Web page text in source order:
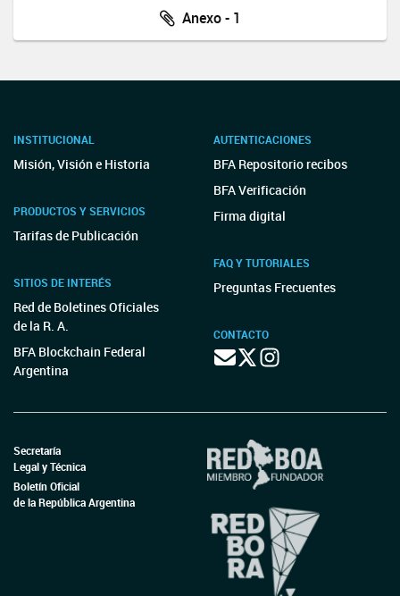
Anexo - 1
INSTITUCIONAL
Misión, Visión e Historia
PRODUCTOS Y SERVICIOS
Tarifas de Publicación
SITIOS DE INTERÉS
Red de Boletines Oficiales
de la R. A.
BFA Blockchain Federal
Argentina
AUTENTICACIONES
BFA Repositorio recibos
BFA Verificación
Firma digital
FAQ Y TUTORIALES
Preguntas Frecuentes
CONTACTO
Secretaría
Legal y Técnica
Boletín Oficial
de la República Argentina